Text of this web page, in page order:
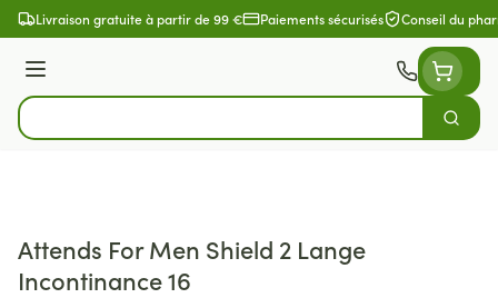
Aller au contenu
Livraison gratuite à partir de 99 € Paiements sécurisés Conseil du
Menu
Rechercher
Attends For Men Shield 2 Lange
Incontinance 16